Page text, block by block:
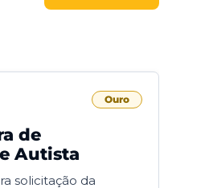
Ouro
de
Autista
solicitação da